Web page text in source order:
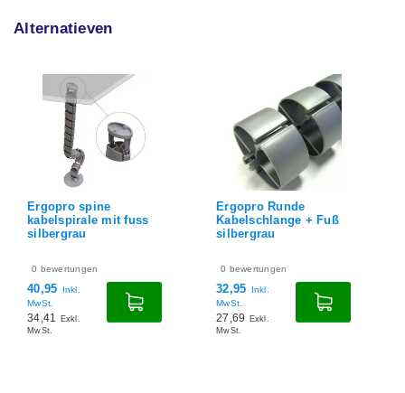
Alternatieven
Ergopro spine
kabelspirale mit fuss
silbergrau
0 bewertungen
40,95
Inkl.
MwSt.
34,41
Exkl.
MwSt.
Ergopro Runde
Kabelschlange + Fuß
silbergrau
0 bewertungen
32,95
Inkl.
MwSt.
27,69
Exkl.
MwSt.